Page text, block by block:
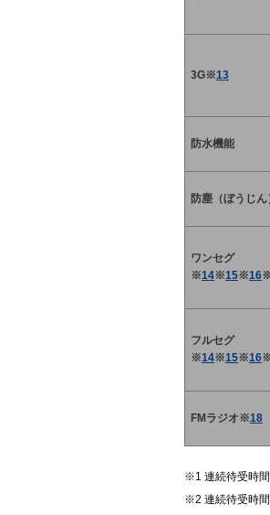
3G※13
防水機能
防塵（ぼうじ
ワンセグ
※14※15※16
フルセグ
※14※15※16
FMラジオ※18
連続待受時
連続待受時